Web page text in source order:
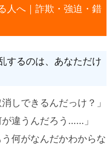
人へ｜詐欺・強迫・錯
するのは、あなただけ
しできるんだっけ？」
が違うんだろう……」
何がなんだかわからな